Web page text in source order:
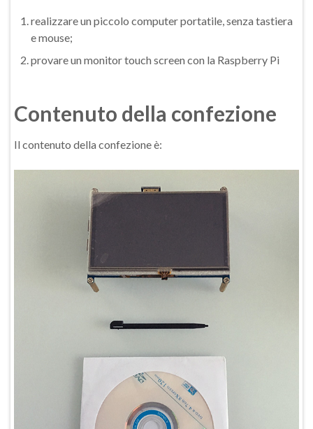
realizzare un piccolo computer portatile, senza tastiera
e mouse;
provare un monitor touch screen con la Raspberry Pi
Contenuto della confezione
Il contenuto della confezione è: